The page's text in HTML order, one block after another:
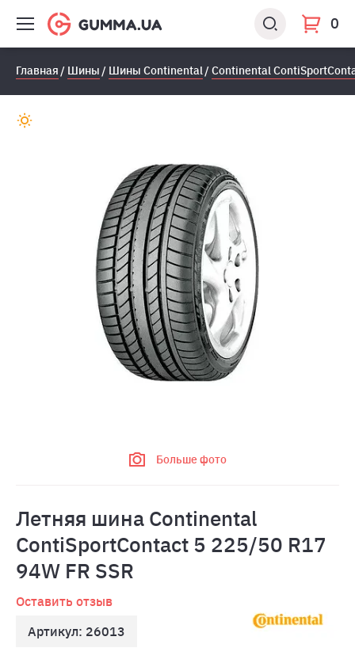
0
Главная Шины Шины Continental Continental
Больше фото
Летняя шина Continental
ContiSportContact 5 225/50 R17
94W FR SSR
Оставить отзыв
Артикул: 26013